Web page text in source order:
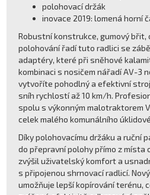
polohovací držák
inovace 2019: lomená horní
Robustní konstrukce, gumový břit,
polohování řadí tuto radlici se
adaptéry, které při sněhové
kombinaci s nosičem nářadí AV-3
vytvoříte pohodlný a efektivní
sníh rychlostí až 10 km/h.
spolu s výkonným malotraktorem
celek malého komunálního
Díky polohovacímu držáku a ruční
do přepravní polohy přímo z místa
zvýšil uživatelský komfort a
s připojenou shrnovací radlicí.
umožňuje lepší kopírování terénu,